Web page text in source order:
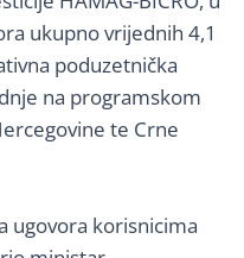
ukupno vrijednih 4,1
poduzetnička
na programskom
te Crne
ugovora korisnicima